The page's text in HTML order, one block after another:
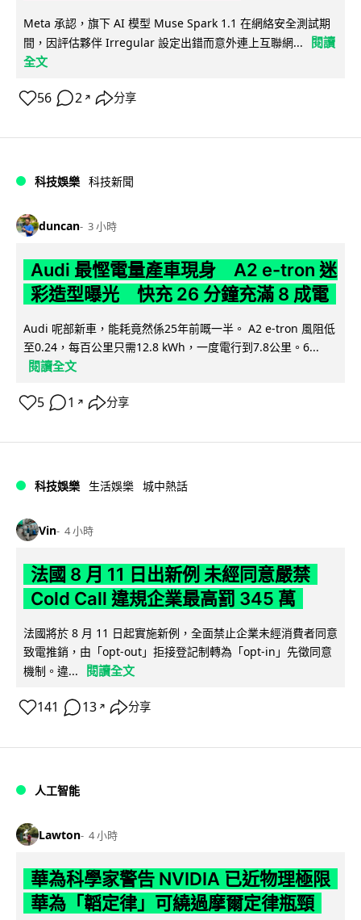
Meta 承認，旗下 AI 模型 Muse Spark 1.1 在網絡安全測試期
間，因評估夥伴 Irregular 設定出錯而意外連上互聯網...
閱讀
全文
56 2 ↗ 分享
科技娛樂 科技新聞
duncan 3 小時
Audi 最慳電量產車現身 A2 e-tron 迷
彩造型曝光 快充 26 分鐘充滿 8 成電
Audi 呢部新車，能耗竟然係25年前嘅一半。 A2 e-tron 風阻低
至0.24，每百公里只需12.8 kWh，一度電行到7.8公里。6...
閱讀全文
5 1 ↗ 分享
科技娛樂 生活娛樂 城中熱話
Vin 4 小時
法國 8 月 11 日出新例 未經同意嚴禁
Cold Call 違規企業最高罰 345 萬
法國將於 8 月 11 日起實施新例，全面禁止企業未經消費者同意
致電推銷，由「opt-out」拒接登記制轉為「opt-in」先徵同意
機制。違...
閱讀全文
141 13 ↗ 分享
人工智能
Lawton 4 小時
華為科學家警告 NVIDIA 已近物理極限
華為「韜定律」可繞過摩爾定律瓶頸